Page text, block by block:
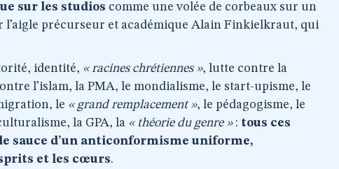
sur les studios comme une volée de corbeaux sur un
l’aigle précurseur et académique Alain Finkielkraut, qui
identité, « racines chrétiennes », lutte contre la
l’islam, la PMA, le mondialisme, le start-upisme, le
le « grand remplacement », le pédagogisme, le
la GPA, la « théorie du genre »: tous ces
sauce d’un anticonformisme uniforme,
et les cœurs.